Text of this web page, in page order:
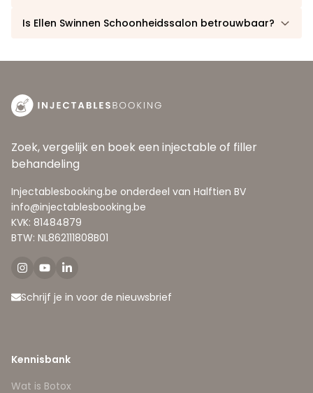
Is Ellen Swinnen Schoonheidssalon betrouwbaar?
Zoek, vergelijk en boek een injectable of filler
behandeling
Injectablesbooking.be onderdeel van Halftien BV
info@injectablesbooking.be
KVK: 81484879
BTW: NL862111808B01
Schrijf je in voor de nieuwsbrief
Kennisbank
Wat is Botox